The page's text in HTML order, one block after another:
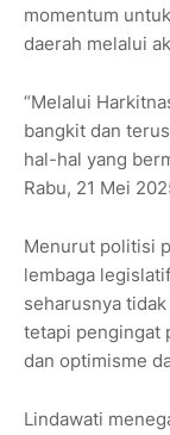
momentum
daerah melalui
“Melalui
bangkit dan
hal-hal yang
Rabu, 21 Mei
Menurut politisi
lembaga
seharusnya
tetapi pengingat
dan optimisme
Lindawati